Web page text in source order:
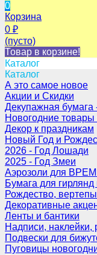
0
Корзина
0 ₽
(пусто)
Товар в корзине!
Каталог
Каталог
А это самое новое
Акции и Скидки
Декупажная
Новогодние товары
Декор к праздникам
Новый Год и
2026 - Год Лошади
2025 - Год Змеи
Аэрозоли для
Бумага для
Рождество,
Декоративные
Ленты и бантики
Надписи, наклейки,
Подвески для
Пуговицы